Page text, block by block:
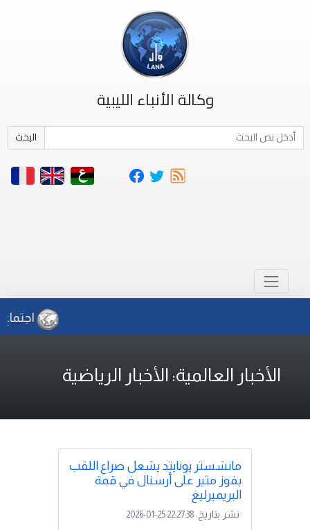
وكالة الأنباء الليبية
البحث
اجتماع
الأخبار العالمية: الأخبار الرياضية
مانشستر يونايتد يشعل صراع اللقب
بفوز مثير على أرسنال في قمة
البريميرليغ
نشر بتاريخ: 2026-01-25 22:27:38